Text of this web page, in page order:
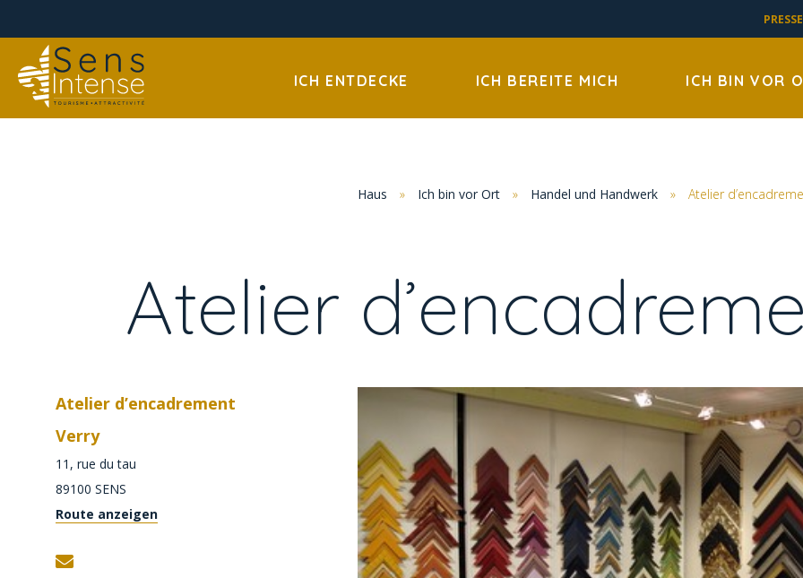
PRESSE
ICH ENTDECKE ICH BEREITE MICH ICH BIN VOR
Haus » Ich bin vor Ort » Handel und Handwerk » Atelier
Atelier
Atelier d’encadrement
Verry
11, rue du tau
89100 SENS
Route anzeigen